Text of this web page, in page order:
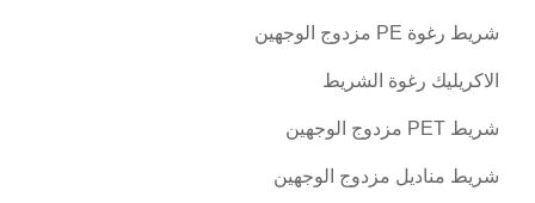
شريط رغوة PE مزدوج الوجهين
الاكريليك رغوة الشريط
شريط PET مزدوج الوجهين
شريط مناديل مزدوج الوجهين